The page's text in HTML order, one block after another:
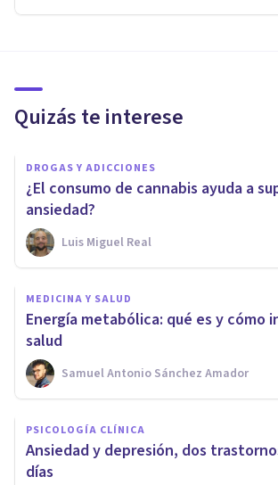
Quizás te interese
DROGAS Y ADICCIONES
¿El consumo de cannabis ayuda a
ansiedad?
Luis Miguel Real
MEDICINA Y SALUD
Energía metabólica: qué es y cómo
salud
Samuel Antonio Sánchez Amador
PSICOLOGÍA CLÍNICA
Ansiedad y depresión, dos
días